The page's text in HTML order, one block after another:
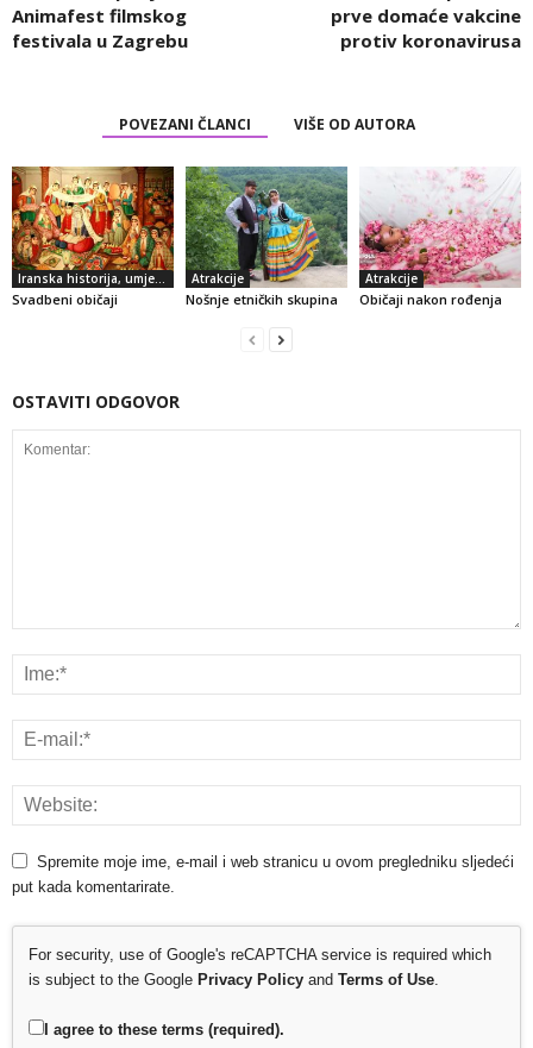
Animafest filmskog
festivala u Zagrebu
prve domaće vakcine
protiv koronavirusa
POVEZANI ČLANCI VIŠE OD AUTORA
Iranska historija, umjetnost i kultura
Svadbeni običaji
Atrakcije
Nošnje etničkih skupina
Atrakcije
Običaji nakon rođenja
OSTAVITI ODGOVOR
Spremite moje ime, e-mail i web stranicu u ovom pregledniku sljedeći
put kada komentarirate.
For security, use of Google's reCAPTCHA service is required which
is subject to the Google Privacy Policy and Terms of Use.
I agree to these terms (required).